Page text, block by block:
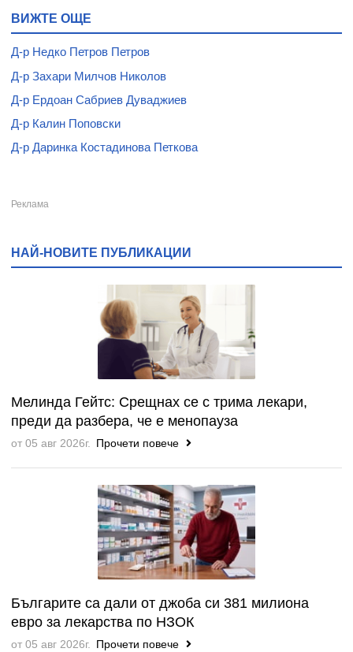
ВИЖТЕ ОЩЕ
Д-р Недко Петров Петров
Д-р Захари Милчов Николов
Д-р Ердоан Сабриев Дуваджиев
Д-р Калин Поповски
Д-р Даринка Костадинова Петкова
НАЙ-НОВИТЕ ПУБЛИКАЦИИ
Мелинда Гейтс: Срещнах се с трима лекари,
преди да разбера, че е менопауза
от 05 авг 2026г. Прочети повече
Българите са дали от джоба си 381 милиона
евро за лекарства по НЗОК
от 05 авг 2026г. Прочети повече